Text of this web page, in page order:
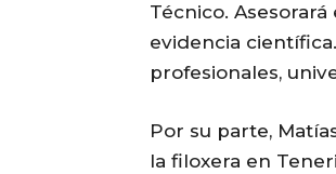
Técnico.
evidencia
profesionales,
Por su parte,
la filoxera en